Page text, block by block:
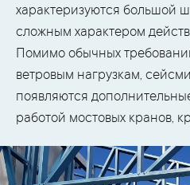
характеризуются большой
сложным характером
Помимо обычных
ветровым нагрузкам,
появляются
работой мостовых кранов,